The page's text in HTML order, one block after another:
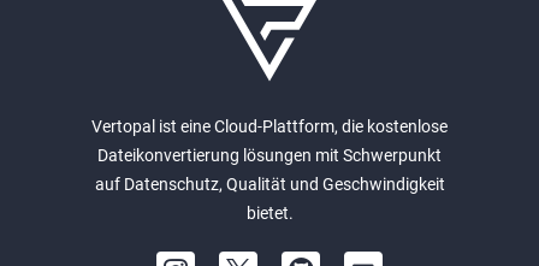
Vertopal ist eine Cloud-Plattform, die kostenlose
Dateikonvertierung lösungen mit Schwerpunkt
auf Datenschutz, Qualität und Geschwindigkeit
bietet.